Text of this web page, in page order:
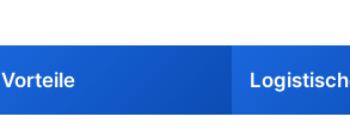
Vorteile